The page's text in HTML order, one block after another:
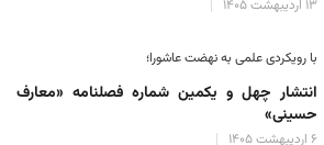
۱۳ اردیبهشت ۱۴۰۵
با رویکردی علمی به نهضت عاشورا؛
انتشار چهل و یکمین شماره فصلنامه «معارف
حسینی»
۶ اردیبهشت ۱۴۰۵